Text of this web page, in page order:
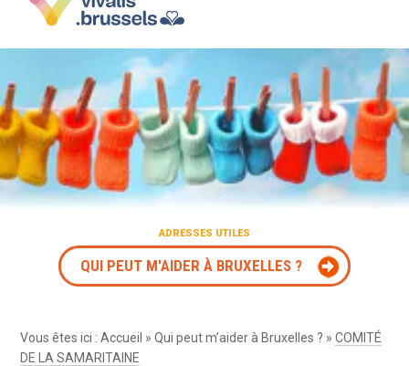
ADRESSES UTILES
QUI PEUT M'AIDER À BRUXELLES ?
Vous êtes ici :Accueil »Qui peut m’aider à Bruxelles ? »COMITÉ
DE LA SAMARITAINE